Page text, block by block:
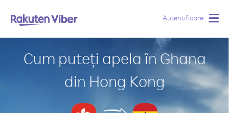
Autentificare
Cum puteți apela în Ghana
din Hong Kong